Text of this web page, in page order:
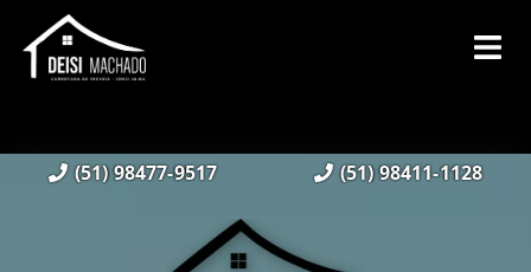
(51) 98477-9517 (51) 98411-1128